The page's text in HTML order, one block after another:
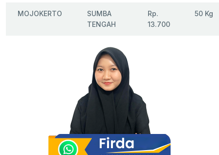
MOJOKERTO
SUMBA
TENGAH
Rp.
13.700
50 Kg